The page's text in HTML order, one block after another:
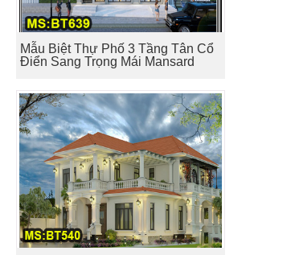
Mẫu Biệt Thự Phố 3 Tầng Tân Cổ
Điển Sang Trọng Mái Mansard